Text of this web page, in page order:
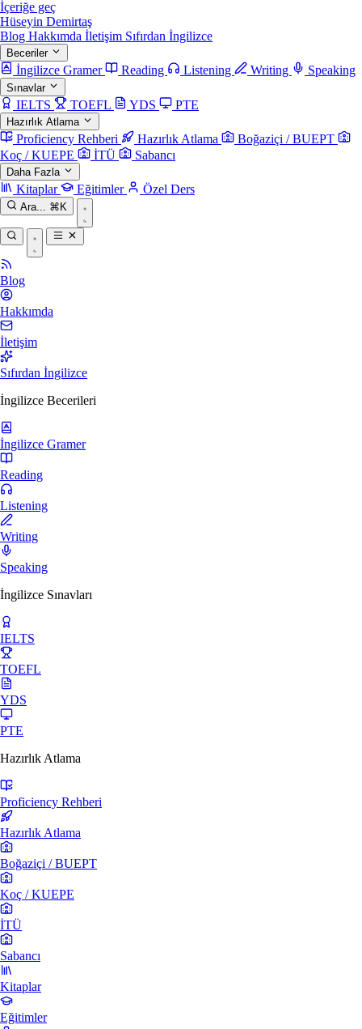
İçeriğe geç
Hüseyin Demirtaş
Blog Hakkımda İletişim Sıfırdan İngilizce
Beceriler
İngilizce Gramer Reading Listening Writing Speaking
Sınavlar
IELTS TOEFL YDS PTE
Hazırlık Atlama
Proficiency Rehberi Hazırlık Atlama
Boğaziçi / BUEPT
Koç / KUEPE
İTÜ Sabancı
Daha Fazla
Kitaplar Eğitimler Özel Ders
Ara... ⌘K
Blog
Hakkımda
İletişim
Sıfırdan İngilizce
İngilizce Becerileri
İngilizce Gramer
Reading
Listening
Writing
Speaking
İngilizce Sınavları
IELTS
TOEFL
YDS
PTE
Hazırlık Atlama
Proficiency Rehberi
Hazırlık Atlama
Boğaziçi / BUEPT
Koç / KUEPE
İTÜ
Sabancı
Kitaplar
Eğitimler